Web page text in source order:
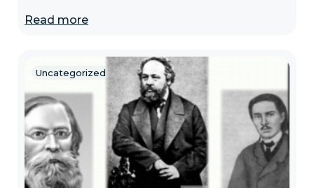
Read more
Uncategorized